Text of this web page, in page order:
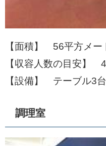
【面積】 56平方メー
【収容人数の目安】
【設備】 テーブル3
調理室